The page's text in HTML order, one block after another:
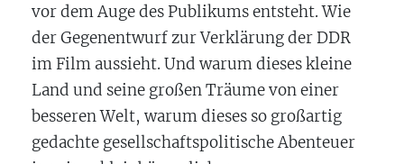
vor dem Auge des Publikums entsteht. Wie
der Gegenentwurf zur Verklärung der DDR
im Film aussieht. Und warum dieses kleine
Land und seine großen Träume von einer
besseren Welt, warum dieses so großartig
gedachte gesellschaftspolitische Abenteuer